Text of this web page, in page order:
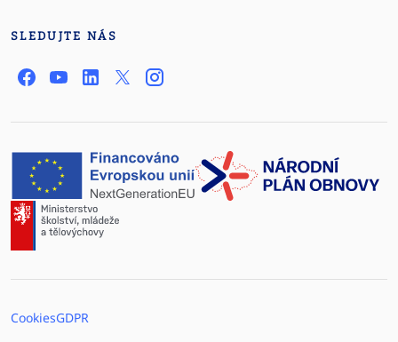
SLEDUJTE NÁS
CookiesGDPR